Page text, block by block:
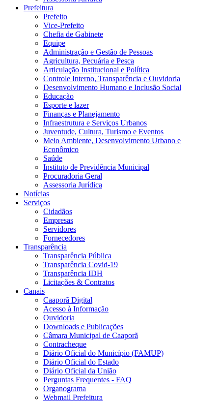
Prefeitura
Prefeito
Vice-Prefeito
Chefia de Gabinete
Equipe
Administração e Gestão de Pessoas
Agricultura, Pecuária e Pesca
Articulação Institucional e Política
Controle Interno, Transparência e Ouvidoria
Desenvolvimento Humano e Inclusão Social
Educação
Esporte e lazer
Finanças e Planejamento
Infraestrutura e Serviços Urbanos
Juventude, Cultura, Turismo e Eventos
Meio Ambiente, Desenvolvimento Urbano e
Econômico
Saúde
Instituto de Previdência Municipal
Procuradoria Geral
Assessoria Jurídica
Notícias
Serviços
Cidadãos
Empresas
Servidores
Fornecedores
Transparência
Transparência Pública
Transparência Covid-19
Transparência IDH
Licitações & Contratos
Canais
Caaporã Digital
Acesso à Informação
Ouvidoria
Downloads e Publicações
Câmara Municipal de Caaporã
Contracheque
Diário Oficial do Município (FAMUP)
Diário Oficial do Estado
Diário Oficial da União
Perguntas Frequentes - FAQ
Organograma
Webmail Prefeitura